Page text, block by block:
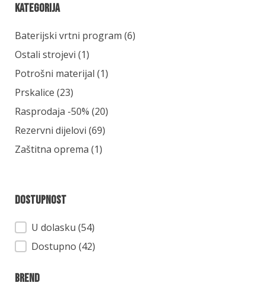
Kategorija
Kategorija
Baterijski vrtni program (6)
Ostali strojevi (1)
Potrošni materijal (1)
Prskalice (23)
Rasprodaja -50% (20)
Rezervni dijelovi (69)
Zaštitna oprema (1)
Dostupnost
Dostupnost
U dolasku (54)
Dostupno (42)
Brend